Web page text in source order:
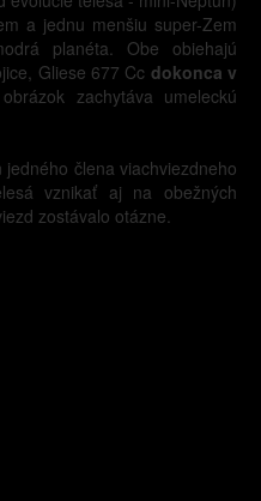
a jednu menšiu super-Zem
planéta. Obe obiehajú
Gliese 677 Cc dokonca v
zachytáva umeleckú
člena viachviezdneho
vznikať aj na obežných
zostávalo otázne.